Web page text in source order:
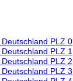
PLZ 0
PLZ 1
PLZ 2
PLZ 3